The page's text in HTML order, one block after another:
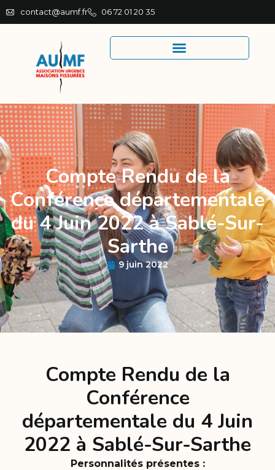
contact@aumf.fr 06 72 01 20 35
Compte Rendu de la
Conférence départementale
du 4 Juin 2022 à Sablé-Sur-
Sarthe
9 juin 2022
Compte Rendu de la
Conférence
départementale du 4 Juin
2022 à Sablé-Sur-Sarthe
Personnalités présentes :